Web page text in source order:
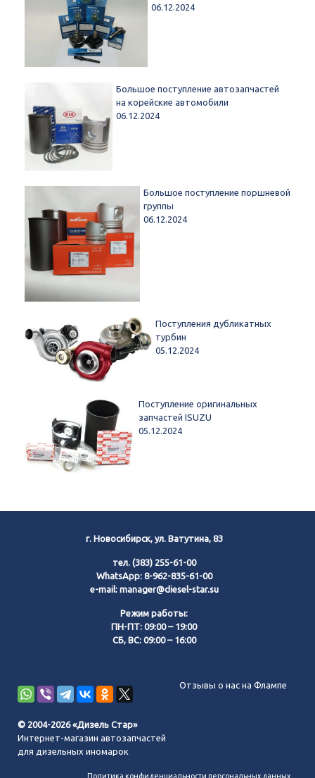
06.12.2024
Большое поступление автозапчастей
на корейские автомобили
06.12.2024
Большое поступление поршневой
группы
06.12.2024
Поступления дубликатных
турбин
05.12.2024
Поступление оригинальных
запчастей ISUZU
05.12.2024
г. Новосибирск, ул. Ватутина, 83
тел. (383) 255-61-00
WhatsApp: 8-962-835-61-00
e-mail: manager@diesel-star.su
Режим работы:
ПН-ПТ: 09:00 – 19:00
СБ, ВС: 09:00 – 16:00
Отзывы о нас на Флампе
© 2004-2026 «Дизель Стар»
Интернет-магазин автозапчастей
для дизельных иномарок
Политика конфиденциальности персональных данных